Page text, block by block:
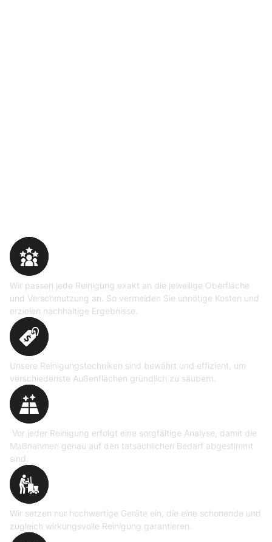
Wir passen jede Reinigung exakt an die jeweilige Oberfläche
und Verschmutzung an. So vermeiden Sie unnötige Kosten und
erzielen nachhaltige Ergebnisse.
Unsere Reinigungstechniken sind bewährt und effizient, um
verschiedenste Außenflächen gründlich zu säubern.
Vor jeder Reinigung erfolgt eine sorgfältige Analyse, damit die
Maßnahmen genau auf den tatsächlichen Bedarf abgestimmt
sind.
Wir setzen nur hochwertige Geräte ein, die eine schonende und
zugleich wirkungsvolle Reinigung garantieren.